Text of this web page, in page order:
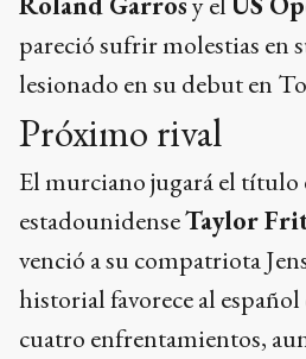
pareció sufrir molestias en
lesionado en su debut en
Próximo rival
El murciano jugará el título
estadounidenseTaylor
venció a su compatriota
historial favorece al
cuatro enfrentamientos,